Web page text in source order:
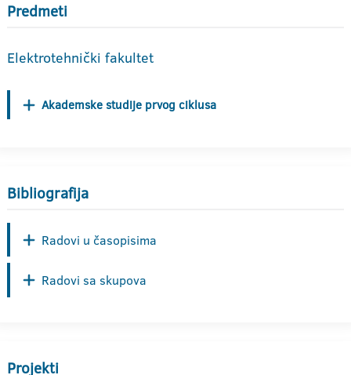
Predmeti
Elektrotehnički fakultet
Akademske studije prvog ciklusa
Bibliografija
Radovi u časopisima
Radovi sa skupova
Projekti